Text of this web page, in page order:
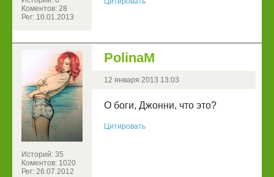
Коментов: 28
Рег: 10.01.2013
Историй: 35
Коментов: 1020
Рег: 26.07.2012
PolinaM
12 января 2013 13:03
О боги, Джонни, что это?
Цитировать